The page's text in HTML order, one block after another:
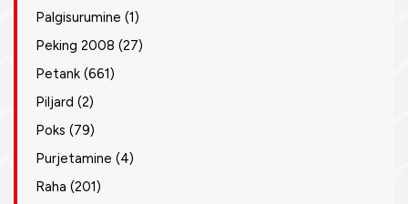
Palgisurumine (1)
Peking 2008 (27)
Petank (661)
Piljard (2)
Poks (79)
Purjetamine (4)
Raha (201)